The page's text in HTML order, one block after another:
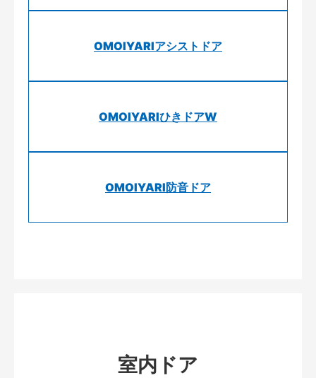
OMOIYARIアシストドア
OMOIYARIひきドアW
OMOIYARI防音ドア
室内ドア